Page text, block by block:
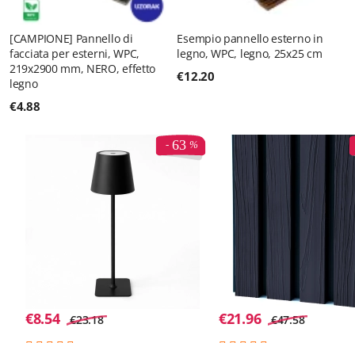
[CAMPIONE] Pannello di
facciata per esterni, WPC,
219x2900 mm, NERO, effetto
legno
€4.88
Esempio pannello esterno in
legno, WPC, legno, 25x25 cm
€12.20
63
€8.54 €23.18 €21.96 €47.58